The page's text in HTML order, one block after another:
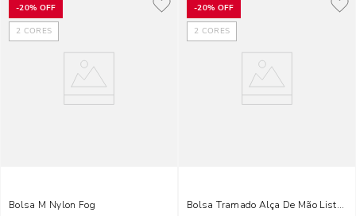
-20% OFF
2 CORES
Bolsa M Nylon Fog
-20% OFF
2 CORES
Bolsa Tramado Alça De Mão